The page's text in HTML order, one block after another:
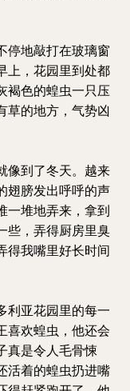
停地敲打在玻璃窗
上，花园里到处都
褐色的蝗虫一只压
草的地方，气势凶
像到了冬天。越来
翅膀发出呼呼的声
一堆地弄来，拿到
些，弄得厨房里臭
得我嘴里好长时间
利亚花园里的每一
喜欢蝗虫，他还会
真是令人毛骨悚
活着的蝗虫扔进嘴